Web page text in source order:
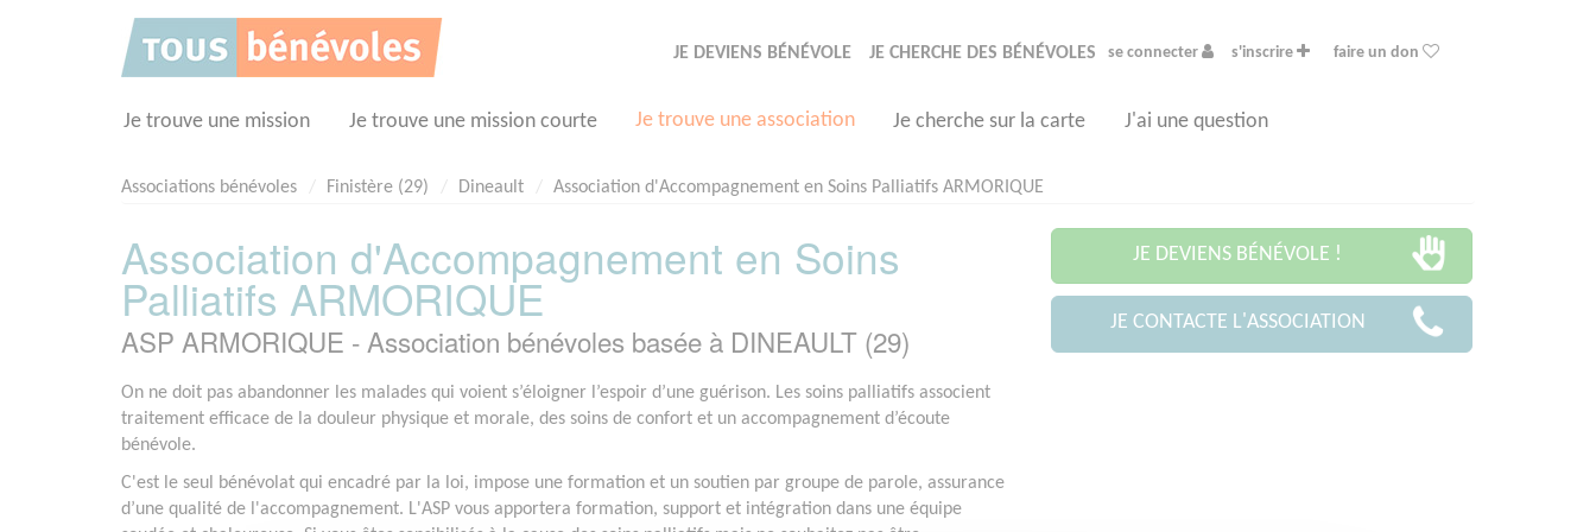
JE DEVIENS BÉNÉVOLE JE CHERCHE DES BÉNÉVOLES se connecter s'inscrire faire un don
Je trouve une mission Je trouve une mission courte Je trouve une association Je cherche sur la carte J'ai une question
Associations bénévoles Finistère (29) Dineault Association d'Accompagnement en Soins Palliatifs ARMORIQUE
Association d'Accompagnement en Soins
Palliatifs ARMORIQUE
ASP ARMORIQUE - Association bénévoles basée à DINEAULT (29)
On ne doit pas abandonner les malades qui voient s’éloigner l’espoir d’une guérison. Les soins palliatifs associent
traitement efficace de la douleur physique et morale, des soins de confort et un accompagnement d’écoute
bénévole.
C'est le seul bénévolat qui encadré par la loi, impose une formation et un soutien par groupe de parole, assurance
d’une qualité de l'accompagnement. L'ASP vous apportera formation, support et intégration dans une équipe
JE DEVIENS BÉNÉVOLE !
JE CONTACTE L'ASSOCIATION